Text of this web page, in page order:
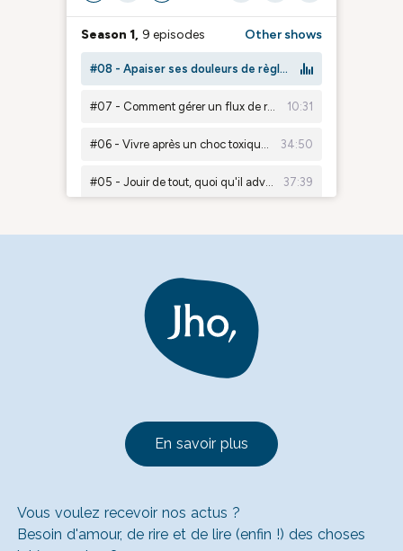
En savoir plus
Vous voulez recevoir nos actus ?
Besoin d'amour, de rire et de lire (enfin !) des choses